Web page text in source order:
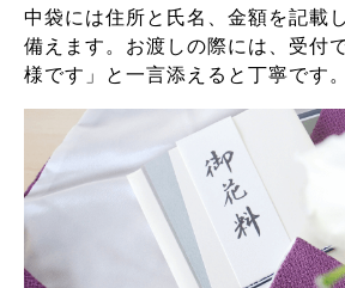
中袋には住所と氏名、金額を記載
備えます。お渡しの際には、受付
様です」と一言添えると丁寧です。